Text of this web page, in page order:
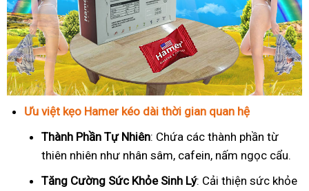
Ưu việt kẹo Hamer kéo dài thời gian quan hệ
Thành Phần Tự Nhiên: Chứa các thành phần từ
thiên nhiên như nhân sâm, cafein, nấm ngọc cẩu.
Tăng Cường Sức Khỏe Sinh Lý: Cải thiện sức khỏe